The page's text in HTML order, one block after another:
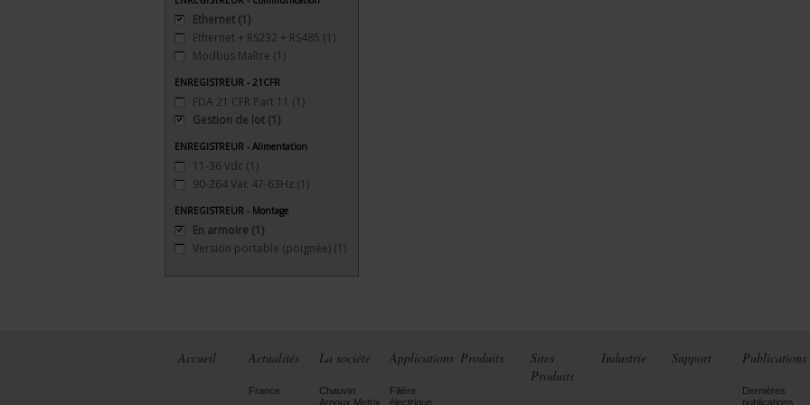
Ethernet (1)
Ethernet + RS232 + RS485 (1)
Modbus Maître (1)
ENREGISTREUR - 21CFR
FDA 21 CFR Part 11 (1)
Gestion de lot (1)
ENREGISTREUR - Alimentation
11-36 Vdc (1)
90-264 Vac 47-63Hz (1)
ENREGISTREUR - Montage
En armoire (1)
Version portable (poignée) (1)
Accueil Actualités
France
La société
Chauvin
Arnoux Metrix
Applications
Filière
électrique
Produits
Sites
Produits
Industrie Support Publications
Dernières
publications